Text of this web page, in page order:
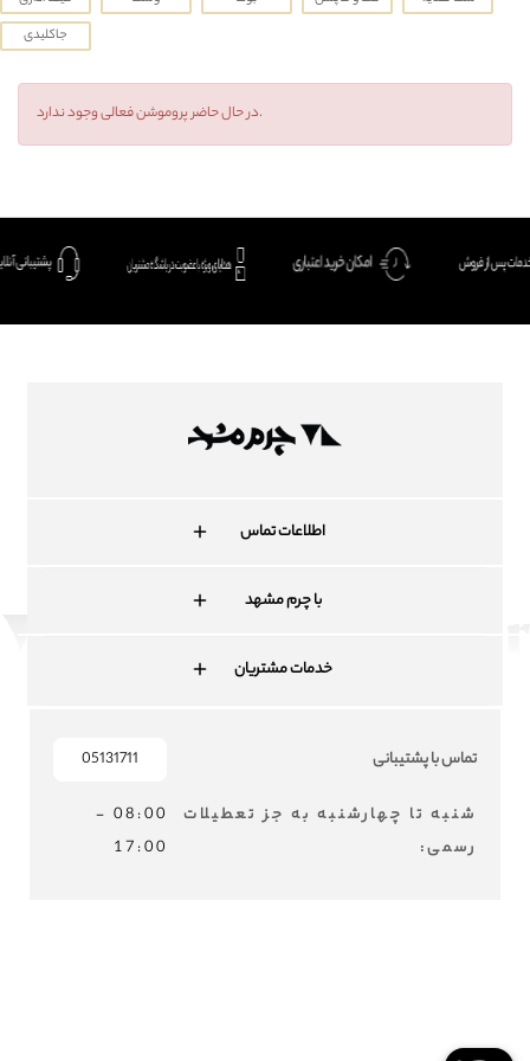
باشگاه مشتریان
جاکلیدی
در حال حاضر پروموشن فعالی وجود ندارد.
اطلاعات تماس
با چرم مشهد
خدمات مشتریان
تماس با پشتیبانی 05131711
شنبه تا چهارشنبه به جز تعطیلات
رسمی:
08:00 -
17:00
MASHADLEATHER © 2024 - ALL RIGHTS RESERVED - Developed byZAVOSH